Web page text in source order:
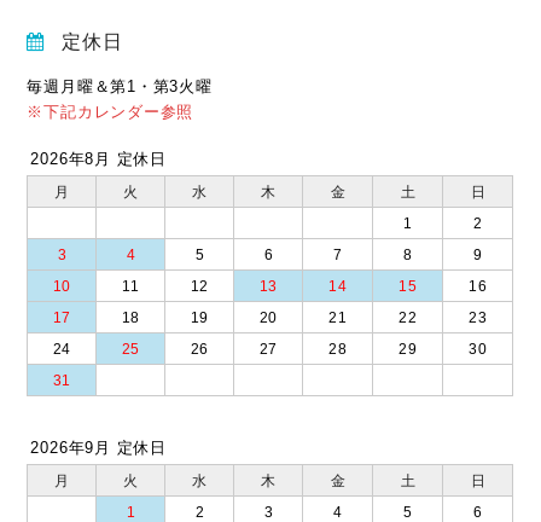
定休日
毎週月曜＆第1・第3火曜
※下記カレンダー参照
2026年8月 定休日
月 火 水 木 金 土
日
1
2
3
4 5 6 7 8
9
10
11 12 13 14 15
16
17
18 19 20 21 22
23
24
25 26 27 28 29
30
31
2026年9月 定休日
月 火 水 木 金 土
日
1
2 3 4 5
6